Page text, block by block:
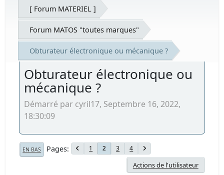
[ Forum MATERIEL ]
Forum MATOS "toutes marques"
Obturateur électronique ou mécanique ?
Obturateur électronique ou
mécanique ?
Démarré par cyril17, Septembre 16, 2022,
18:30:09
EN BAS Pages 1 2 3 4
Actions de l'utilisateur